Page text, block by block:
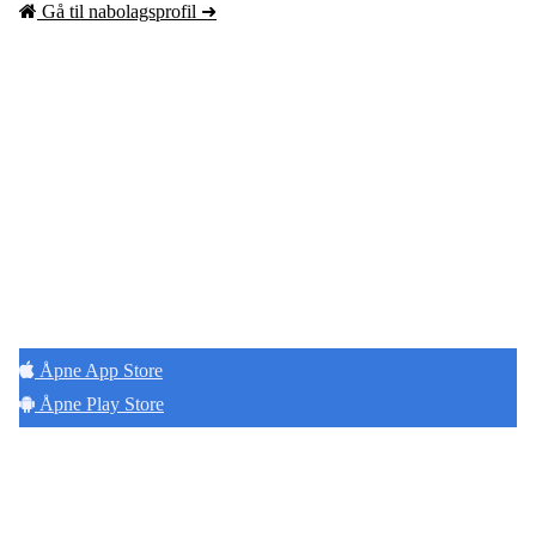
Gå til nabolagsprofil ➜
Åpne App Store
Åpne Play Store